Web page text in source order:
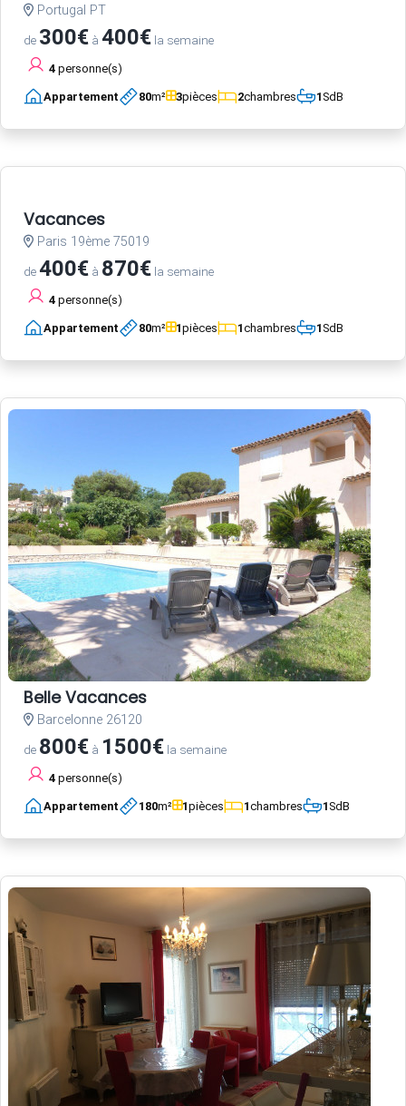
Portugal PT
de 300€ à 400€ la semaine
4 personne(s)
Appartement 80m² 3pièces 2chambres 1SdB
Vacances
Paris 19ème 75019
de400€ à 870€ la semaine
4 personne(s)
Appartement 80m² 1pièces 1chambres 1SdB
Belle Vacances
Barcelonne 26120
de 800€ à 1500€ la semaine
4 personne(s)
Appartement 180m² 1pièces 1chambres 1SdB